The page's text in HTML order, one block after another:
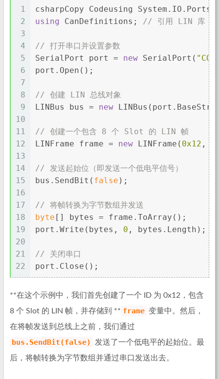
1
2
3
4
5
6
7
8
9
10
11
12
13
14
15
16
17
18
19
20
21
22
csharpCopy Codeusing
using
CanDefinitions; // 引用 LIN 库
// 打开串口并设置参数
SerialPort port = new SerialPort(
port.Open();
// 创建 LIN 总线对象
LINBus bus = new
// 创建一个包含 8 个 Slot 的 LIN 帧
LINFrame frame = new LINFrame( 0x12 ,
// 发送起始位（即发送一个低电平信号）
bus.SendBit( false );
// 将帧转换为字节数组并发送
byte [] bytes = frame.ToArray();
port.Write(bytes, 0 , bytes.Length);
// 关闭串口
port.Close();
**在这个示例中，我们首先创建了一个 ID 为 0x12，包含
8 个 Slot 的 LIN 帧，并存储到 ** frame 变量中。然后，
在将帧发送到总线上之前，我们通过
bus.SendBit(false)
发送了一个低电平的起始位。最
后，将帧转换为字节数组并通过串口发送出去。